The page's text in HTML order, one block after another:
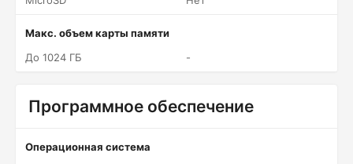
Макс. объем карты памяти
До 1024 ГБ
-
Программное обеспечение
Операционная система